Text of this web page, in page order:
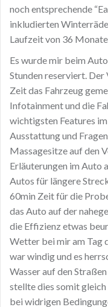
noch entsprechende
inkludierten
Laufzeit von 36
Es wurde mir beim
Stunden reserviert.
Zeit das Fahrzeug
Infotainment und die
wichtigsten Features
Ausstattung und
Massagesitze auf den
Erläuterungen im Auto
Autos für längere
60min Zeit für die
das Auto auf der
die Effizienz etwas
Wetter bei mir am Tag
war windig und es
Wasser auf den
stellte dies somit
bei widrigen